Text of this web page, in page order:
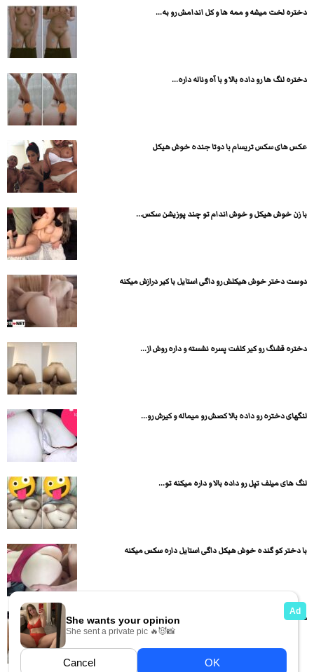
دختره لخت میشه و ممه ها و کل اندامش رو به...
دختره لنگ ها رو داده بالا و با آه وناله داره...
عکس های سکس تریسام با دوتا جنده خوش هیکل
با زن خوش هیکل و خوش اندام تو چند پوزیشن سکس...
دوست دختر خوش هیکلش رو داگی استایل با کیر درازش میکنه
دختره قشنگ رو کیر کلفت پسره نشسته و داره روش از...
لنگهای دختره رو داده بالا کصش رو میماله و کیرش رو...
لنگ های میلف تپل رو داده بالا و داره میکنه تو...
با دختر کو گنده خوش هیکل داگی استایل داره سکس میکنه
دختره تازه به دوران رسیده خیار میکنه تو کونش وکصش رو...